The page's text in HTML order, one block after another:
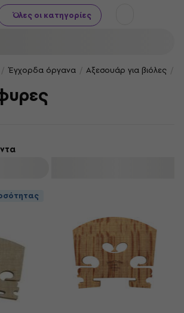
Όλες οι κατηγορίες
Έγχορδα όργανα Αξεσουάρ για βιόλες